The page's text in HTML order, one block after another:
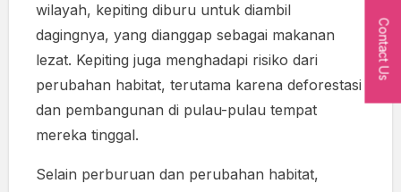
wilayah, kepiting diburu untuk diambil
dagingnya, yang dianggap sebagai makanan
lezat. Kepiting juga menghadapi risiko dari
perubahan habitat, terutama karena deforestasi
dan pembangunan di pulau-pulau tempat
mereka tinggal.
Selain perburuan dan perubahan habitat,
Contact Us